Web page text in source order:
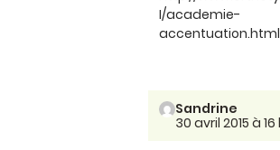
I/academie-
Sandrine
30 avril 2015 à